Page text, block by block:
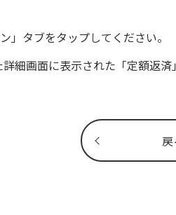
戻
」タブをタップしてください。
細画面に表示された「定額返